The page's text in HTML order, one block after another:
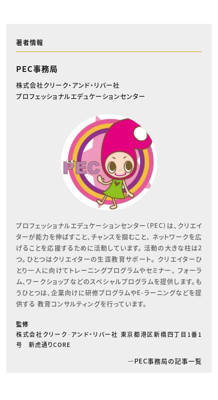
著者情報
PEC事務局
株式会社クリーク・アンド・リバー社
プロフェッショナルエデュケーションセンター
プロフェッショナルエデュケーションセンター（PEC）は、クリエイ
ターが能力を伸ばすこと、チャンスを掴むこと、 ネットワークを広
げることを応援するために活動しています。 活動の大きな柱は2
つ。ひとつはクリエイターの生涯教育サポート。 クリエイターひ
とり一人に向けてトレーニングプログラムやセミナー、 フォーラ
ム、ワークショップなどのスペシャルプログラムを提供します。も
うひとつは、企業向けに研修プログラムやE-ラーニングなどを提
供する 教育コンサルティングを行っています。
監修
株式会社クリーク･アンド・リバー社 東京都港区新橋四丁目1番1
号 新虎通りCORE
PEC事務局の記事一覧